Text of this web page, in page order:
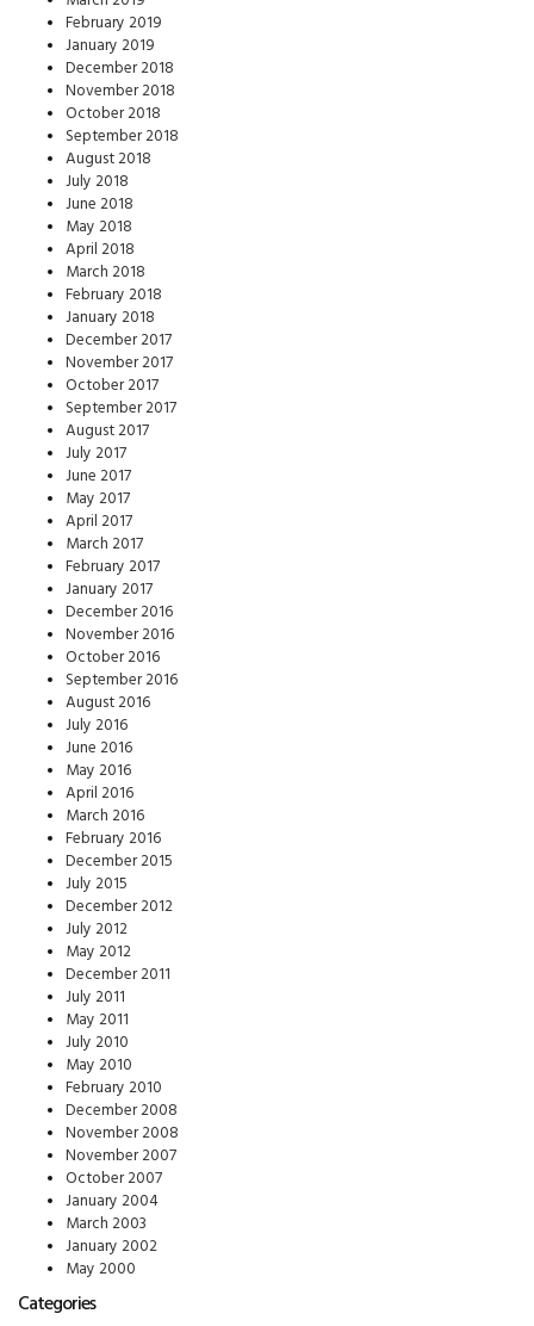
February 2019
January 2019
December 2018
November 2018
October 2018
September 2018
August 2018
July 2018
June 2018
May 2018
April 2018
March 2018
February 2018
January 2018
December 2017
November 2017
October 2017
September 2017
August 2017
July 2017
June 2017
May 2017
April 2017
March 2017
February 2017
January 2017
December 2016
November 2016
October 2016
September 2016
August 2016
July 2016
June 2016
May 2016
April 2016
March 2016
February 2016
December 2015
July 2015
December 2012
July 2012
May 2012
December 2011
July 2011
May 2011
July 2010
May 2010
February 2010
December 2008
November 2008
November 2007
October 2007
January 2004
March 2003
January 2002
May 2000
Categories